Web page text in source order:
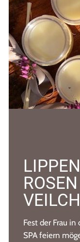
Fest der Frau
SPA feiern